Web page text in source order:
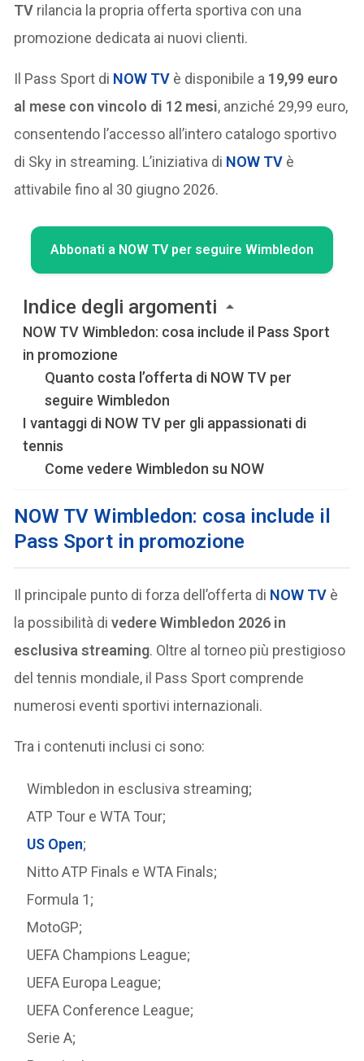
TV rilancia la propria offerta sportiva con una
promozione dedicata ai nuovi clienti.
Il Pass Sport di NOW TV è disponibile a 19,99 euro
al mese con vincolo di 12 mesi, anziché 29,99 euro,
consentendo l’accesso all’intero catalogo sportivo
di Sky in streaming. L’iniziativa di NOW TV è
attivabile fino al 30 giugno 2026.
Abbonati a NOW TV per seguire Wimbledon
Indice degli argomenti
NOW TV Wimbledon: cosa include il Pass Sport
in promozione
Quanto costa l’offerta di NOW TV per
seguire Wimbledon
I vantaggi di NOW TV per gli appassionati di
tennis
Come vedere Wimbledon su NOW
NOW TV Wimbledon: cosa include il
Pass Sport in promozione
Il principale punto di forza dell’offerta di NOW TV è
la possibilità divedere Wimbledon 2026 in
esclusiva streaming. Oltre al torneo più prestigioso
del tennis mondiale, il Pass Sport comprende
numerosi eventi sportivi internazionali.
Tra i contenuti inclusi ci sono:
Wimbledon in esclusiva streaming;
ATP Tour e WTA Tour;
US Open;
Nitto ATP Finals e WTA Finals;
Formula 1;
MotoGP;
UEFA Champions League;
UEFA Europa League;
UEFA Conference League;
Serie A;